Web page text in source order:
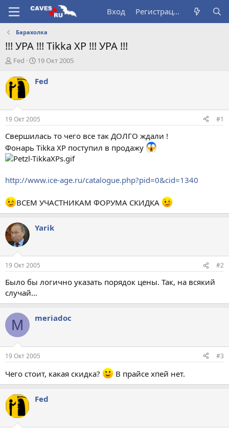
Вход Регистрация
Барахолка
!!! УРА !!! Tikka XP !!! УРА !!!
А
т
о
т
е
м
ы
Fed
Д
т
ч
а
л
19 Окт 2005
Fed
19 Окт 2005 #1
Свершилась то чего все так ДОЛГО ждали !
Фонарь Tikka XP поступил в продажу
http://www.ice-age.ru/catalogue.php?pid=0&cid=1340
ВСЕМ УЧАСТНИКАМ ФОРУМА СКИДКА
Yarik
19 Окт 2005 #2
Было бы логично указать порядок цены. Так, на всякий
случай...
M meriadoc
19 Окт 2005 #3
Чего стоит, какая скидка? В прайсе хпей нет.
Fed